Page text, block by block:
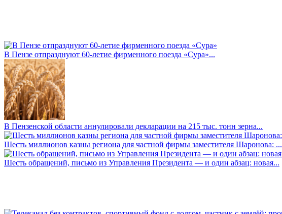
В Пензе отпразднуют 60-летие фирменного поезда «Сура»...
В Пензенской области аннулировали декларации на 215 тыс. тонн зерна...
Шесть миллионов казны региона для частной фирмы заместителя Шаронова: ...
Шесть обращений, письмо из Управления Президента — и один абзац: новая...